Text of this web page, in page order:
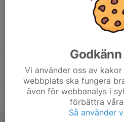
Vi använder oss av
webbplats ska fungera
även för webbanalys i
förbättra
Så använder